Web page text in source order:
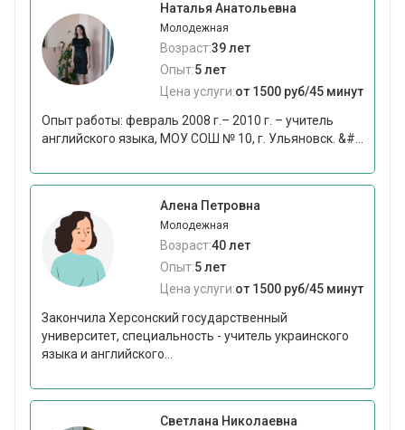
Наталья Анатольевна
Молодежная
Возраст:39 лет
Опыт:5 лет
Цена услуги:от 1500 руб/45 минут
Опыт работы: февраль 2008 г.– 2010 г. – учитель
английского языка, МОУ СОШ № 10, г. Ульяновск. &#...
Алена Петровна
Молодежная
Возраст:40 лет
Опыт:5 лет
Цена услуги:от 1500 руб/45 минут
Закончила Херсонский государственный
университет, специальность - учитель украинского
языка и английского...
Светлана Николаевна